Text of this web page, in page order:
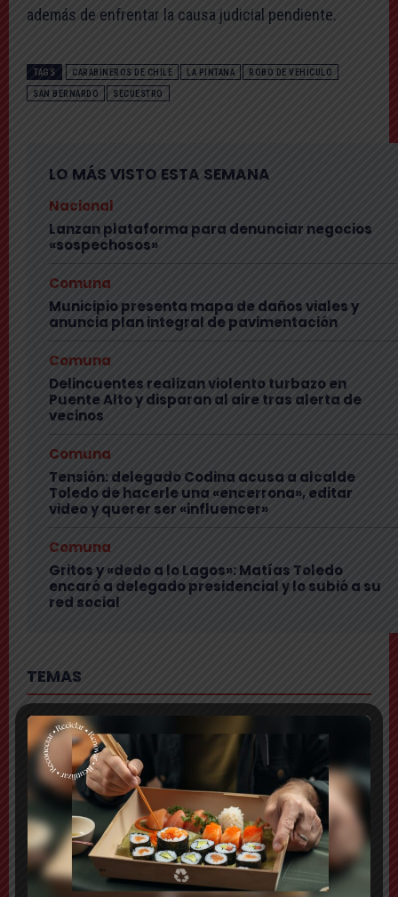
además de enfrentar la causa judicial pendiente.
TAGS CARABINEROS DE CHILE LA PINTANA ROBO DE VEHÍCULO
SAN BERNARDO SECUESTRO
LO MÁS VISTO ESTA SEMANA
Nacional
Lanzan plataforma para denunciar negocios
«sospechosos»
Comuna
Municipio presenta mapa de daños viales y
anuncia plan integral de pavimentación
Comuna
Delincuentes realizan violento turbazo en
Puente Alto y disparan al aire tras alerta de
vecinos
Comuna
Tensión: delegado Codina acusa a alcalde
Toledo de hacerle una «encerrona», editar
video y querer ser «influencer»
Comuna
Gritos y «dedo a lo Lagos»: Matías Toledo
encaró a delegado presidencial y lo subió a su
red social
TEMAS
Nacional
Lanzan plataforma para denunciar negocios
«sospechosos»
Comuna
Municipio presenta mapa de daños viales y anuncia
plan integral de pavimentación
Comuna
Delincuentes realizan violento turbazo en Puente